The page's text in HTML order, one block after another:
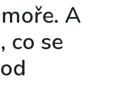
A
co se